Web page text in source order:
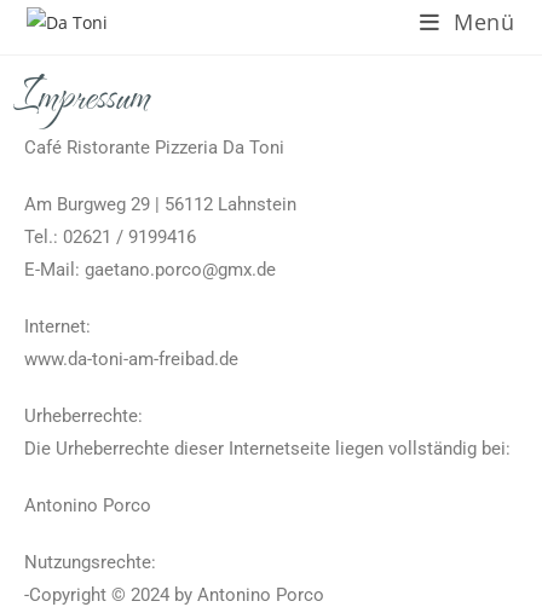
Menü
Impressum
Café Ristorante Pizzeria Da Toni
Am Burgweg 29 | 56112 Lahnstein
Tel.: 02621 / 9199416
E-Mail: gaetano.porco@gmx.de
Internet:
www.da-toni-am-freibad.de
Urheberrechte:
Die Urheberrechte dieser Internetseite liegen vollständig bei:
Antonino Porco
Nutzungsrechte:
-Copyright © 2024 by Antonino Porco